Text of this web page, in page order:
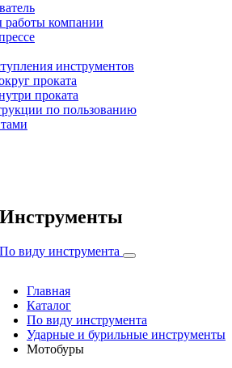
компании
инструментов
проката
проката
по пользованию
Главная
Каталог
По виду инструмента
Ударные и бурильные инструменты
Мотобуры
Инструменты
По виду инструмента